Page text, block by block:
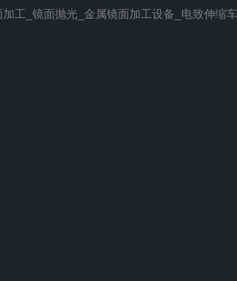
加工_镜面抛光_金属镜面加工设备_电致